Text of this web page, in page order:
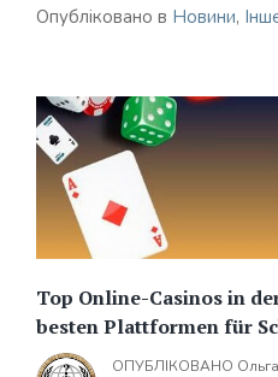
Опубліковано в Новини,
Top Online-Casinos in
besten Plattformen für
ОПУБЛІКОВАНО